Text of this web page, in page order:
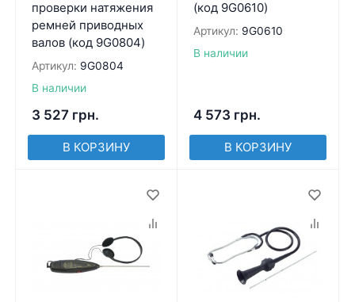
проверки натяжения
ремней приводных
валов (код 9G0804)
Артикул: 9G0804
В наличии
3 527 грн.
В КОРЗИНУ
(код 9G0610)
Артикул: 9G0610
В наличии
4 573 грн.
В КОРЗИНУ